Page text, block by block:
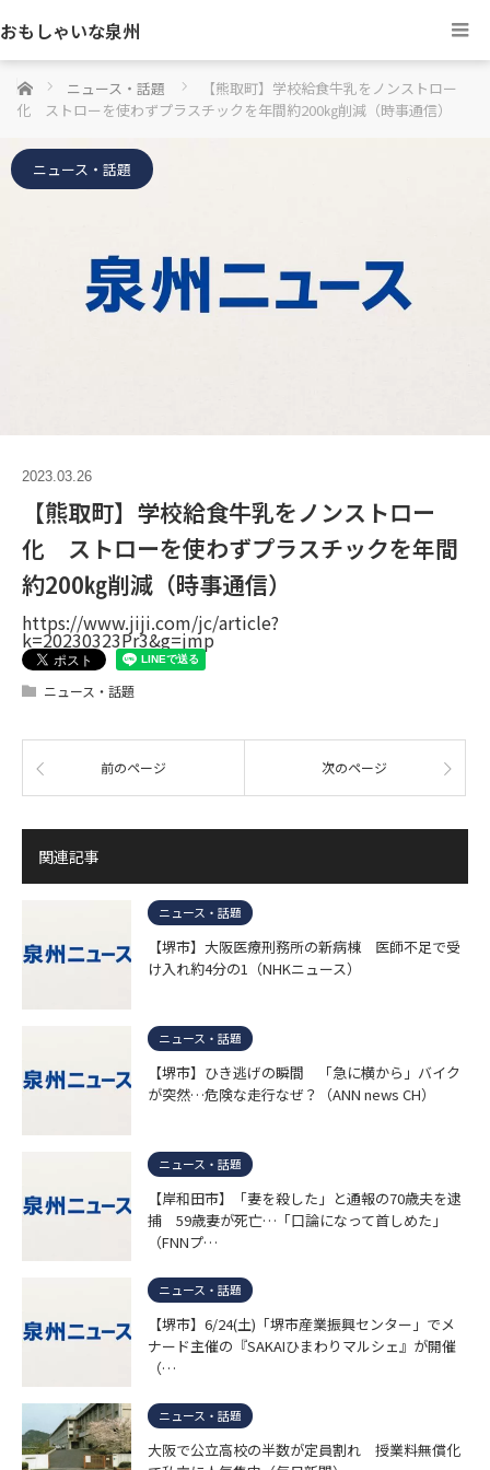
おもしゃいな泉州
ホーム ニュース・話題
【熊取町】学校給食牛乳をノンストロー
化 ストローを使わずプラスチックを年間約200㎏削減（時事通信）
ニュース・話題
2023.03.26
【熊取町】学校給食牛乳をノンストロー
化 ストローを使わずプラスチックを年間
約200㎏削減（時事通信）
https://www.jiji.com/jc/article?
k=20230323Pr3&g=jmp
ニュース・話題
前のページ 次のページ
関連記事
ニュース・話題
【堺市】大阪医療刑務所の新病棟 医師不足で受
け入れ約4分の1（NHKニュース）
ニュース・話題
【堺市】ひき逃げの瞬間 「急に横から」バイク
が突然…危険な走行なぜ？（ANN news CH）
ニュース・話題
【岸和田市】「妻を殺した」と通報の70歳夫を逮
捕 59歳妻が死亡…「口論になって首しめた」
（FNNプ…
ニュース・話題
【堺市】6/24(土)「堺市産業振興センター」でメ
ナード主催の『SAKAIひまわりマルシェ』が開催
（…
ニュース・話題
大阪で公立高校の半数が定員割れ 授業料無償化